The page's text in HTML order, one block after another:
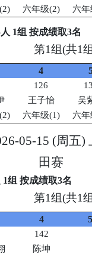
六年级(2) 六
1组 按成绩取3名
第1组(共1
4
126
王子怡
吴
六年级(1) 六
05-15 (周五)
田赛
组 按成绩取3名
第1组(共1
4 5
142
陈坤